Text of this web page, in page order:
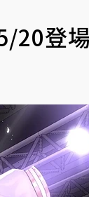
20登